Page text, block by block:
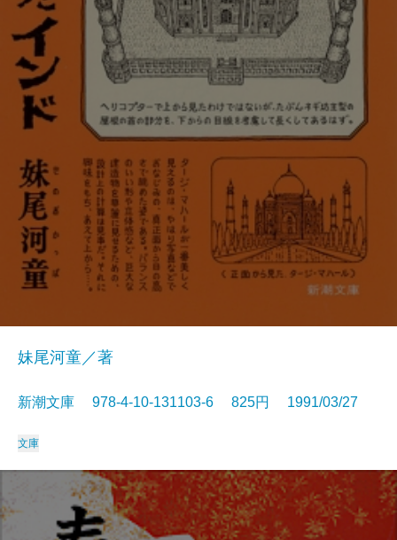
妹尾河童／著
新潮文庫 978-4-10-131103-6 825円 1991/03/27
文庫